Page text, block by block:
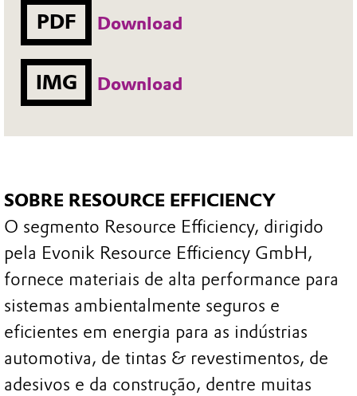
PDF Download
IMG Download
SOBRE RESOURCE EFFICIENCY
O segmento Resource Efficiency, dirigido
pela Evonik Resource Efficiency GmbH,
fornece materiais de alta performance para
sistemas ambientalmente seguros e
eficientes em energia para as indústrias
automotiva, de tintas & revestimentos, de
adesivos e da construção, dentre muitas